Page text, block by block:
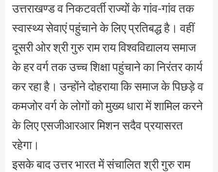
उत्तराखण्ड व निकटवर्ती राज्यों के गांव-गांव तक
स्वास्थ्य सेवाएं पहुंचाने के लिए प्रतिबद्ध है। वहीं
दूसरी ओर श्री गुरु राम राय विश्वविद्यालय समाज
के हर वर्ग तक उच्च शिक्षा पहुंचाने का निरंतर कार्य
कर रहा है। उन्होंने दोहराया कि समाज के पिछड़े व
कमजोर वर्ग के लोगों को मुख्य धारा में शामिल करने
के लिए एसजीआरआर मिशन सदैव प्रयासरत
रहेगा।
इसके बाद उत्तर भारत में संचालित श्री गुरु राम